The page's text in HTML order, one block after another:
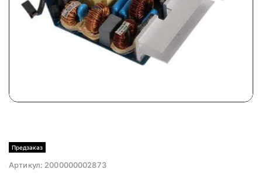
Предзаказ
Артикул: 2000000002873